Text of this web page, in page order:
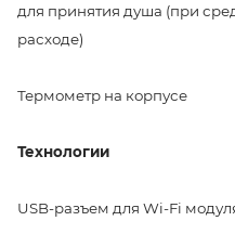
для принятия душа (при
расходе)
Термометр на корпусе
Технологии
USB-разъем для Wi-Fi